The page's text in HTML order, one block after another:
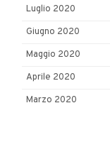
Luglio 2020
Giugno 2020
Maggio 2020
Aprile 2020
Marzo 2020